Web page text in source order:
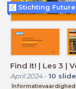
Find it! | Les 3 |
April 2024- 10
Stichting